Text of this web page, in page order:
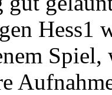
Hess1